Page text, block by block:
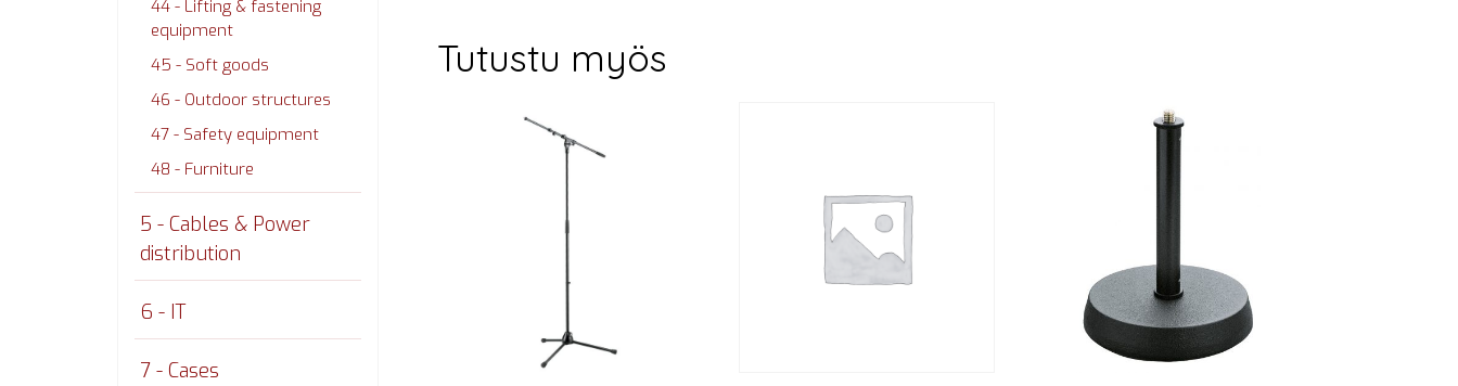
Tutustu myös
44 - Lifting & fastening
equipment
45 - Soft goods
46 - Outdoor structures
47 - Safety equipment
48 - Furniture
5 - Cables & Power
distribution
6 - IT
7 - Cases